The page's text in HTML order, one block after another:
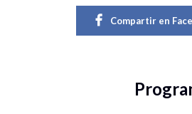
Compartir en